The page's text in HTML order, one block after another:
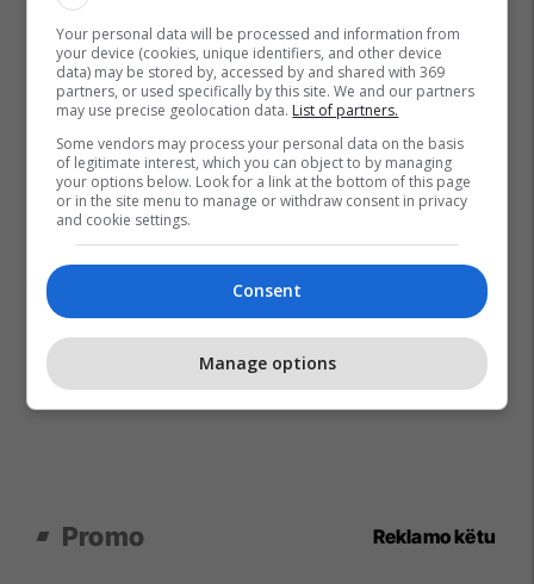
Promo Reklamo këtu
Your personal data will be processed and information from
your device (cookies, unique identifiers, and other device
data) may be stored by, accessed by and shared with 369
partners, or used specifically by this site. We and our partners
may use precise geolocation data. List of partners.
Some vendors may process your personal data on the basis
of legitimate interest, which you can object to by managing
your options below. Look for a link at the bottom of this page
or in the site menu to manage or withdraw consent in privacy
and cookie settings.
Consent
Manage options